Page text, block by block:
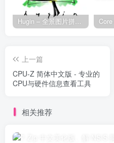
Hugin – 全景图片拼接工具
上一篇
CPU-Z 简体中文版 - 专业的
CPU与硬件信息查看工具
相关推荐